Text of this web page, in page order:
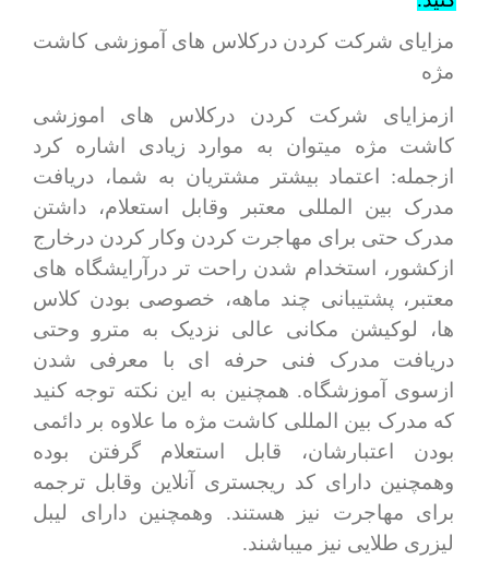
مزایای شرکت کردن درکلاس های آموزشی کاشت
مژه
ازمزایای شرکت کردن درکلاس های اموزشی
کاشت مژه میتوان به موارد زیادی اشاره کرد
ازجمله: اعتماد بیشتر مشتریان به شما، دریافت
مدرک بین المللی معتبر وقابل استعلام، داشتن
مدرک حتی برای مهاجرت کردن وکار کردن درخارج
ازکشور، استخدام شدن راحت تر درآرایشگاه های
معتبر، پشتیبانی چند ماهه، خصوصی بودن کلاس
ها، لوکیشن مکانی عالی نزدیک به مترو وحتی
دریافت مدرک فنی حرفه ای با معرفی شدن
ازسوی آموزشگاه. همچنین به این نکته توجه کنید
که مدرک بین المللی کاشت مژه ما علاوه بر دائمی
بودن اعتبارشان، قابل استعلام گرفتن بوده
وهمچنین دارای کد ریجستری آنلاین وقابل ترجمه
برای مهاجرت نیز هستند. وهمچنین دارای لیبل
لیزری طلایی نیز میباشند.